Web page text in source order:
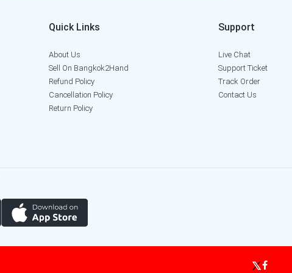
Quick Links
About Us
Sell On Bangkok2Hand
Refund Policy
Cancellation Policy
Return Policy
Support
Live Chat
Support Ticket
Track Order
Contact Us